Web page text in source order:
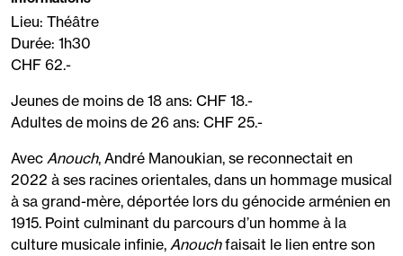
Lieu: Théâtre
Durée: 1h30
CHF 62.-
Jeunes de moins de 18 ans: CHF 18.-
Adultes de moins de 26 ans: CHF 25.-
Avec Anouch, André Manoukian, se reconnectait en
2022 à ses racines orientales, dans un hommage musical
à sa grand-mère, déportée lors du génocide arménien en
1915. Point culminant du parcours d’un homme à la
culture musicale infinie, Anouchfaisait le lien entre son